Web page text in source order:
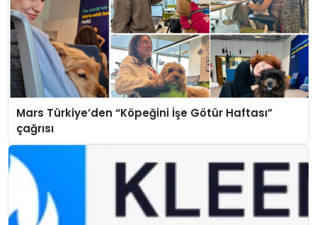
Mars Türkiye’den “Köpeğini İşe Götür Haftası”
çağrısı